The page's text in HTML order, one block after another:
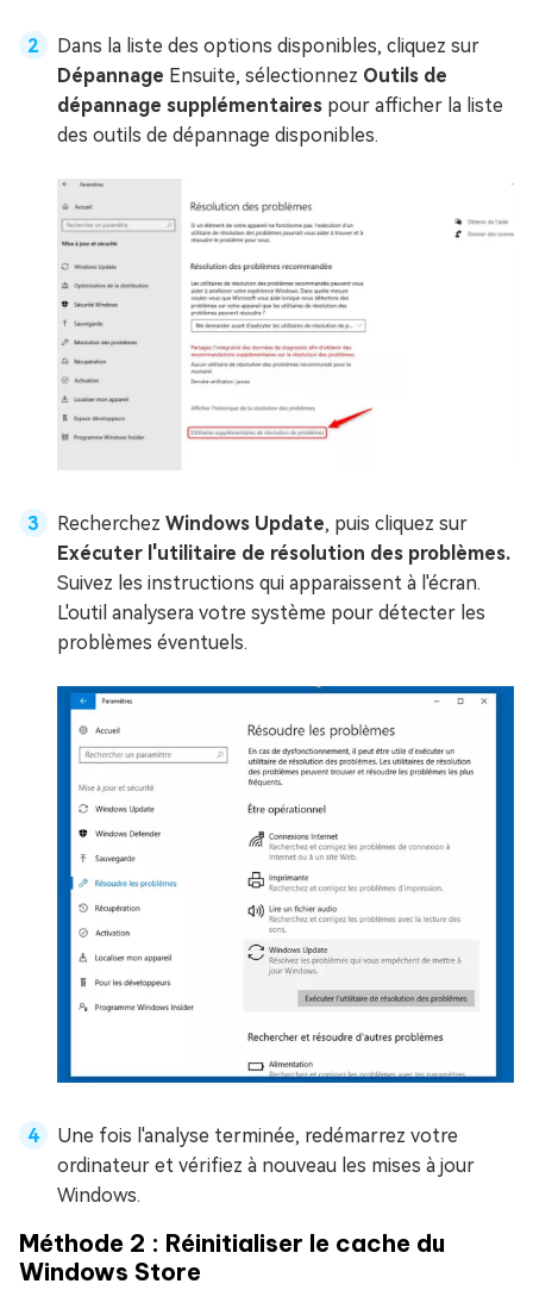
Dans la liste des options disponibles, cliquez sur
Dépannage Ensuite, sélectionnez Outils de
dépannage supplémentaires pour afficher la liste
des outils de dépannage disponibles.
Recherchez Windows Update, puis cliquez sur
Exécuter l'utilitaire de résolution des problèmes.
Suivez les instructions qui apparaissent à l'écran.
L'outil analysera votre système pour détecter les
problèmes éventuels.
Une fois l'analyse terminée, redémarrez votre
ordinateur et vérifiez à nouveau les mises à jour
Windows.
Méthode 2 : Réinitialiser le cache du
Windows Store